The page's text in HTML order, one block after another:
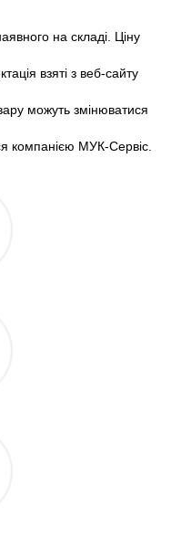
на складі. Ціну
взяті з веб-сайту
можуть змінюватися
компанією МУК-Сервіс.